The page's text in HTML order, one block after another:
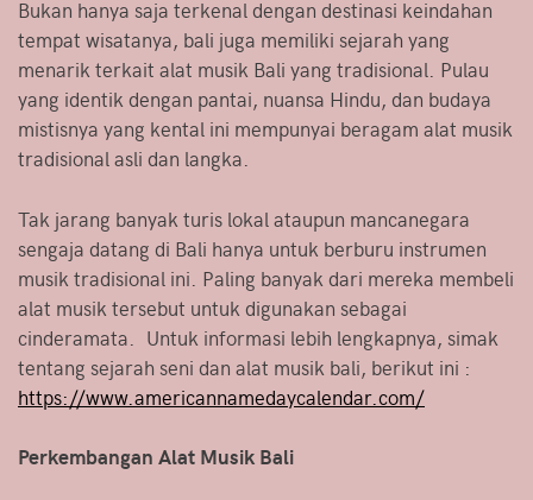
Bukan hanya saja terkenal dengan destinasi keindahan
tempat wisatanya, bali juga memiliki sejarah yang
menarik terkait alat musik Bali yang tradisional. Pulau
yang identik dengan pantai, nuansa Hindu, dan budaya
mistisnya yang kental ini mempunyai beragam alat musik
tradisional asli dan langka.
Tak jarang banyak turis lokal ataupun mancanegara
sengaja datang di Bali hanya untuk berburu instrumen
musik tradisional ini. Paling banyak dari mereka membeli
alat musik tersebut untuk digunakan sebagai
cinderamata. Untuk informasi lebih lengkapnya, simak
tentang sejarah seni dan alat musik bali, berikut ini :
https://www.americannamedaycalendar.com/
Perkembangan Alat Musik Bali